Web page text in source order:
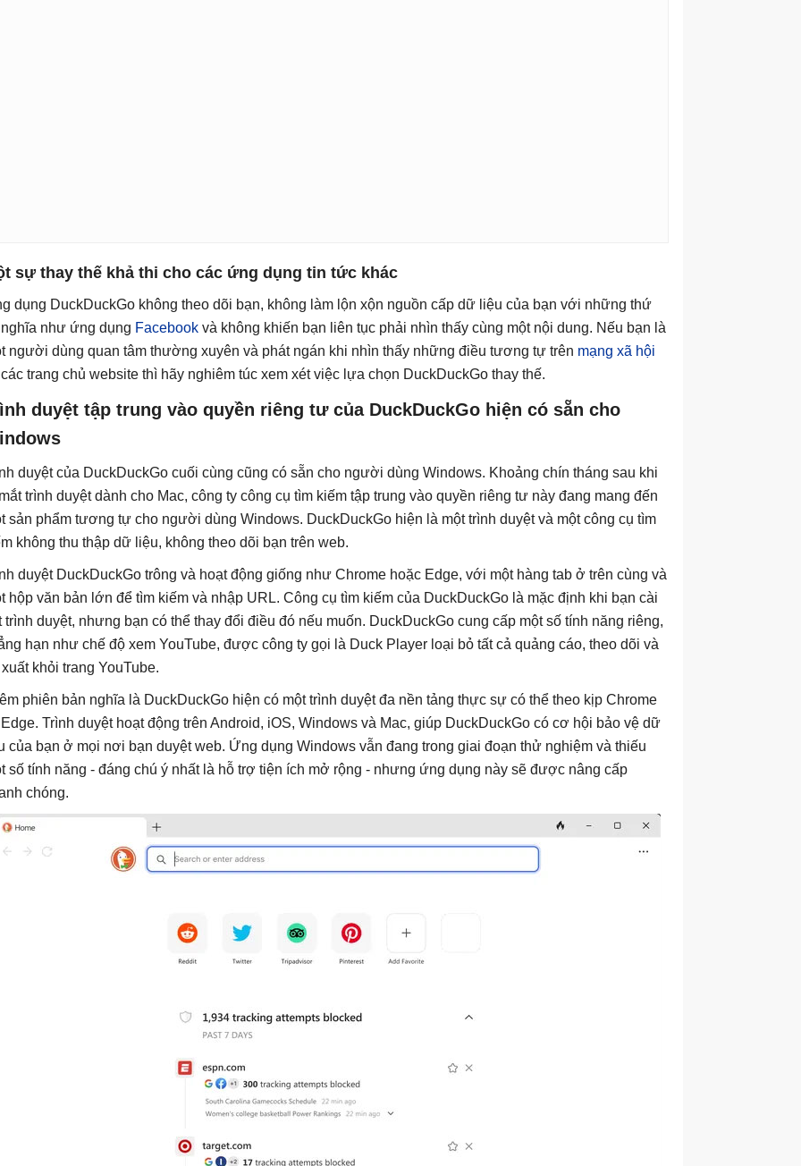
sự thay thế khả thi cho các ứng dụng tin tức khác
dụng DuckDuckGo không theo dõi bạn, không làm lộn xộn nguồn cấp dữ liệu của bạn với những thứ
như ứng dụng Facebook và không khiến bạn liên tục phải nhìn thấy cùng một nội dung. Nếu bạn là
người dùng quan tâm thường xuyên và phát ngán khi nhìn thấy những điều tương tự trên mạng xã hội
trang chủ website thì hãy nghiêm túc xem xét việc lựa chọn DuckDuckGo thay thế.
duyệt tập trung vào quyền riêng tư của DuckDuckGo hiện có sẵn cho
duyệt của DuckDuckGo cuối cùng cũng có sẵn cho người dùng Windows. Khoảng chín tháng sau khi
trình duyệt dành cho Mac, công ty công cụ tìm kiếm tập trung vào quyền riêng tư này đang mang đến
sản phẩm tương tự cho người dùng Windows. DuckDuckGo hiện là một trình duyệt và một công cụ tìm
không thu thập dữ liệu, không theo dõi bạn trên web.
duyệt DuckDuckGo trông và hoạt động giống như Chrome hoặc Edge, với một hàng tab ở trên cùng và
hộp văn bản lớn để tìm kiếm và nhập URL. Công cụ tìm kiếm của DuckDuckGo là mặc định khi bạn cài
trình duyệt, nhưng bạn có thể thay đổi điều đó nếu muốn. DuckDuckGo cung cấp một số tính năng riêng,
hạn như chế độ xem YouTube, được công ty gọi là Duck Player loại bỏ tất cả quảng cáo, theo dõi và
khỏi trang YouTube.
phiên bản nghĩa là DuckDuckGo hiện có một trình duyệt đa nền tảng thực sự có thể theo kịp Chrome
Trình duyệt hoạt động trên Android, iOS, Windows và Mac, giúp DuckDuckGo có cơ hội bảo vệ dữ
của bạn ở mọi nơi bạn duyệt web. Ứng dụng Windows vẫn đang trong giai đoạn thử nghiệm và thiếu
số tính năng - đáng chú ý nhất là hỗ trợ tiện ích mở rộng - nhưng ứng dụng này sẽ được nâng cấp
chóng.